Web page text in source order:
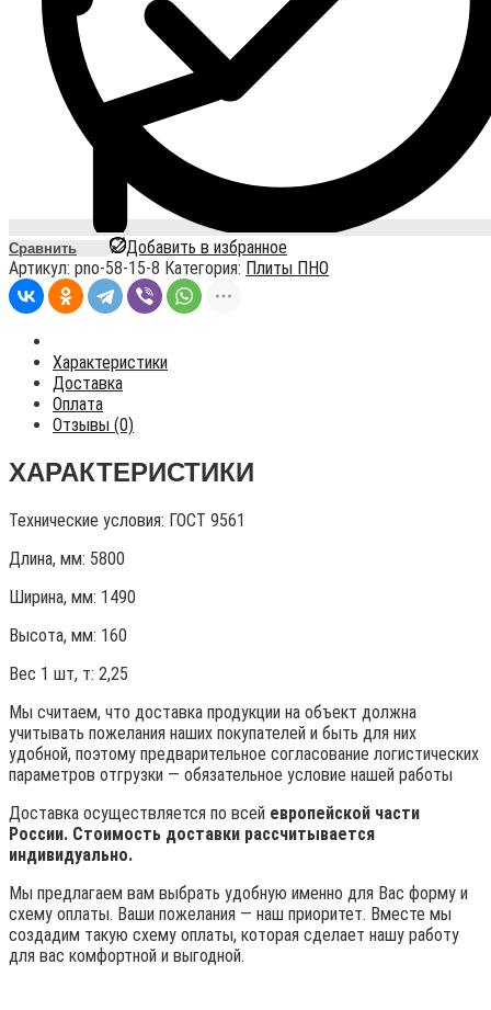
Сравнить
Добавить в избранное
Артикул: pno-58-15-8 Категория: Плиты ПНО
Характеристики
Доставка
Оплата
Отзывы (0)
ХАРАКТЕРИСТИКИ
Технические условия: ГОСТ 9561
Длина, мм: 5800
Ширина, мм: 1490
Высота, мм: 160
Вес 1 шт, т: 2,25
Мы считаем, что доставка продукции на объект должна
учитывать пожелания наших покупателей и быть для них
удобной, поэтому предварительное согласование логистических
параметров отгрузки — обязательное условие нашей работы
Доставка осуществляется по всей европейской части
России. Стоимость доставки рассчитывается
индивидуально.
Мы предлагаем вам выбрать удобную именно для Вас форму и
схему оплаты. Ваши пожелания — наш приоритет. Вместе мы
создадим такую схему оплаты, которая сделает нашу работу
для вас комфортной и выгодной.